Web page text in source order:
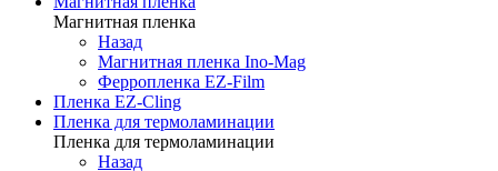
Магнитная пленка
Назад
Магнитная пленка Ino-Mag
Ферропленка EZ-Film
Пленка EZ-Cling
Пленка для термоламинации
Пленка для термоламинации
Назад